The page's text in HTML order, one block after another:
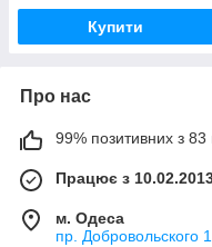
Купити
Про нас
99% позитивних з 83
Працює з
м. Одеса
пр. Добровольского